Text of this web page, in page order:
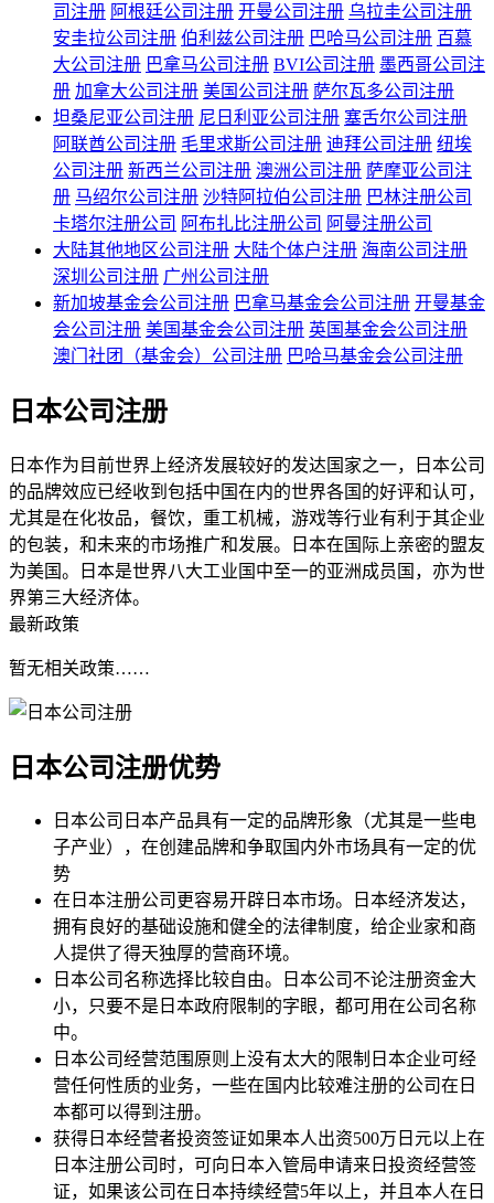
司注册 阿根廷公司注册 开曼公司注册 乌拉圭公司注册
安圭拉公司注册 伯利兹公司注册 巴哈马公司注册 百慕
大公司注册 巴拿马公司注册 BVI公司注册 墨西哥公司注
册 加拿大公司注册 美国公司注册 萨尔瓦多公司注册
坦桑尼亚公司注册 尼日利亚公司注册 塞舌尔公司注册
阿联酋公司注册 毛里求斯公司注册 迪拜公司注册 纽埃
公司注册 新西兰公司注册 澳洲公司注册 萨摩亚公司注
册 马绍尔公司注册 沙特阿拉伯公司注册 巴林注册公司
卡塔尔注册公司 阿布扎比注册公司 阿曼注册公司
大陆其他地区公司注册 大陆个体户注册 海南公司注册
深圳公司注册 广州公司注册
新加坡基金会公司注册 巴拿马基金会公司注册 开曼基金
会公司注册 美国基金会公司注册 英国基金会公司注册
澳门社团（基金会）公司注册 巴哈马基金会公司注册
日本公司注册
日本作为目前世界上经济发展较好的发达国家之一，日本公司
的品牌效应已经收到包括中国在内的世界各国的好评和认可，
尤其是在化妆品，餐饮，重工机械，游戏等行业有利于其企业
的包装，和未来的市场推广和发展。日本在国际上亲密的盟友
为美国。日本是世界八大工业国中至一的亚洲成员国，亦为世
界第三大经济体。
最新政策
暂无相关政策……
日本公司注册优势
日本公司日本产品具有一定的品牌形象（尤其是一些电
子产业），在创建品牌和争取国内外市场具有一定的优
势
在日本注册公司更容易开辟日本市场。日本经济发达，
拥有良好的基础设施和健全的法律制度，给企业家和商
人提供了得天独厚的营商环境。
日本公司名称选择比较自由。日本公司不论注册资金大
小，只要不是日本政府限制的字眼，都可用在公司名称
中。
日本公司经营范围原则上没有太大的限制日本企业可经
营任何性质的业务，一些在国内比较难注册的公司在日
本都可以得到注册。
获得日本经营者投资签证如果本人出资500万日元以上在
日本注册公司时，可向日本入管局申请来日投资经营签
证，如果该公司在日本持续经营5年以上，并且本人在日